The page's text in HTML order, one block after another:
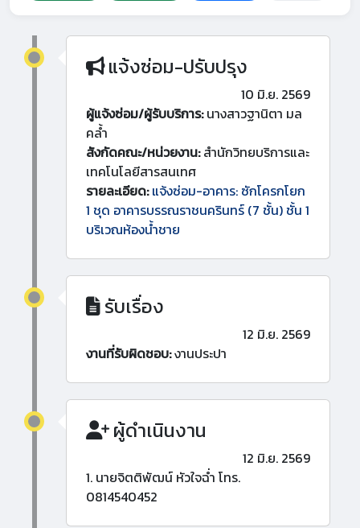
แจ้งซ่อม-ปรับปรุง
10 มิ.ย. 2569
ผู้แจ้งซ่อม/ผู้รับบริการ:นางสาวฐานิตา มล
คล้ำ
สังกัดคณะ/หน่วยงาน:สำนักวิทยบริการและ
เทคโนโลยีสารสนเทศ
รายละเอียด: แจ้งซ่อม-อาคาร: ซักโครกโยก
1 ชุด อาคารบรรณราชนครินทร์ (7 ชั้น) ชั้น 1
บริเวณห้องน้ำชาย
รับเรื่อง
12 มิ.ย. 2569
งานที่รับผิดชอบ:งานประปา
ผู้ดำเนินงาน
12 มิ.ย. 2569
1. นายจิตติพัฒน์ หัวใจฉ่ำ โทร.
0814540452